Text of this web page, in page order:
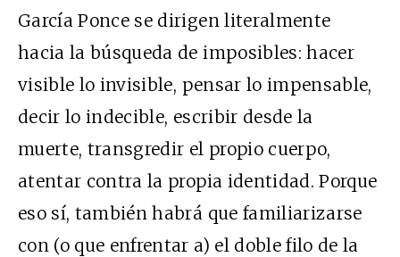
García Ponce se dirigen literalmente
hacia la búsqueda de imposibles: hacer
visible lo invisible, pensar lo impensable,
decir lo indecible, escribir desde la
muerte, transgredir el propio cuerpo,
atentar contra la propia identidad. Porque
eso sí, también habrá que familiarizarse
con (o que enfrentar a) el doble filo de la